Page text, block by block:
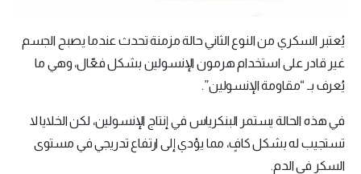
يُعتبر السكري من النوع الثاني حالة مزمنة تحدث عندما يصبح الجسم
غير قادر على استخدام هرمون الإنسولين بشكل فعّال، وهي ما
يُعرف بـ “مقاومة الإنسولين”.
في هذه الحالة يستمر البنكرياس في إنتاج الإنسولين، لكن الخلايا لا
تستجيب له بشكل كافٍ، مما يؤدي إلى ارتفاع تدريجي في مستوى
السكر في الدم.